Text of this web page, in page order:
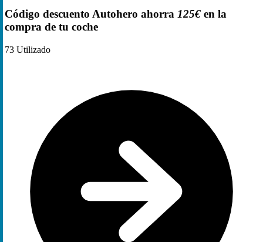
Código descuento Autohero ahorra 125€ en la
compra de tu coche
73 Utilizado